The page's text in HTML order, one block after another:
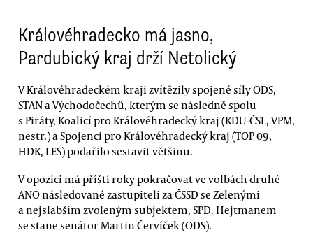
Královéhradecko má jasno,
Pardubický kraj drží Netolický
V Královéhradeckém kraji zvítězily spojené síly ODS,
STAN a Východočechů, kterým se následně spolu
s Piráty, Koalicí pro Královéhradecký kraj (KDU-ČSL, VPM,
nestr.) a Spojenci pro Královéhradecký kraj (TOP 09,
HDK, LES) podařilo sestavit většinu.
V opozici má příští roky pokračovat ve volbách druhé
ANO následované zastupiteli za ČSSD se Zelenými
a nejslabším zvoleným subjektem, SPD. Hejtmanem
se stane senátor Martin Červíček (ODS).